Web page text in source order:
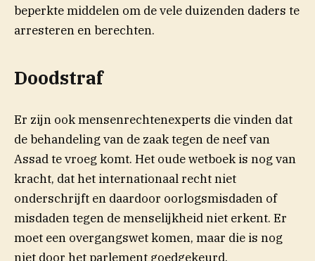
beperkte middelen om de vele duizenden daders te
arresteren en berechten.
Doodstraf
Er zijn ook mensenrechtenexperts die vinden dat
de behandeling van de zaak tegen de neef van
Assad te vroeg komt. (opent in nieuw venster)
Het oude wetboek is nog van
kracht, dat het internationaal recht niet
onderschrijft en daardoor oorlogsmisdaden of
misdaden tegen de menselijkheid niet erkent. Er
moet een overgangswet komen, maar die is nog
niet door het parlement goedgekeurd.